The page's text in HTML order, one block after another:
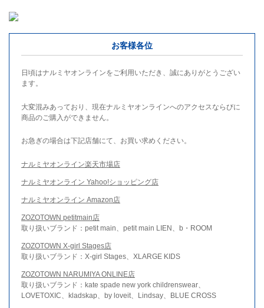
お客様各位
日頃はナルミヤオンラインをご利用いただき、誠にありがとうござい
ます。
大変混みあっており、現在ナルミヤオンラインへのアクセスならびに
商品のご購入ができません。
お急ぎの場合は下記店舗にて、お買い求めください。
ナルミヤオンライン楽天市場店
ナルミヤオンライン Yahoo!ショッピング店
ナルミヤオンライン Amazon店
ZOZOTOWN petitmain店
取り扱いブランド：petit main、petit main LIEN、b・ROOM
ZOZOTOWN X-girl Stages店
取り扱いブランド：X-girl Stages、XLARGE KIDS
ZOZOTOWN NARUMIYA ONLINE店
取り扱いブランド：kate spade new york childrenswear、
LOVETOXIC、kladskap、by loveit、Lindsay、BLUE CROSS